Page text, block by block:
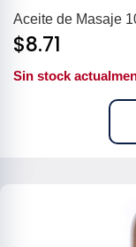
Aceite de Masaje
$8.71
Sin stock